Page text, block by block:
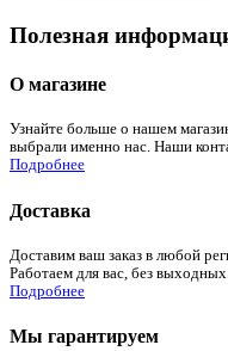
Полезная
О магазине
Узнайте больше о нашем
выбрали именно нас. Наши
Подробнее
Доставка
Доставим ваш заказ в любой
Работаем для вас, без выходных.
Подробнее
Мы гарантируем